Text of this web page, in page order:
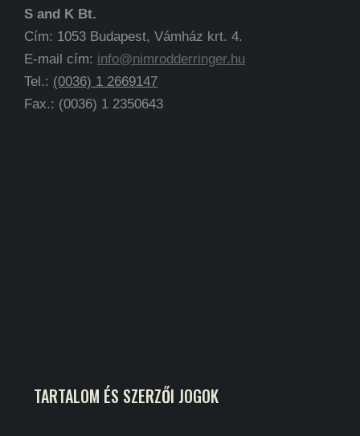
S and K Bt.
Cím: 1053 Budapest, Vámház krt. 4.
E-mail cím: info@nimrodderringer.hu
Tel.: (0036) 1 2669147
Fax.: (0036) 1 2350643
TARTALOM ÉS SZERZŐI JOGOK